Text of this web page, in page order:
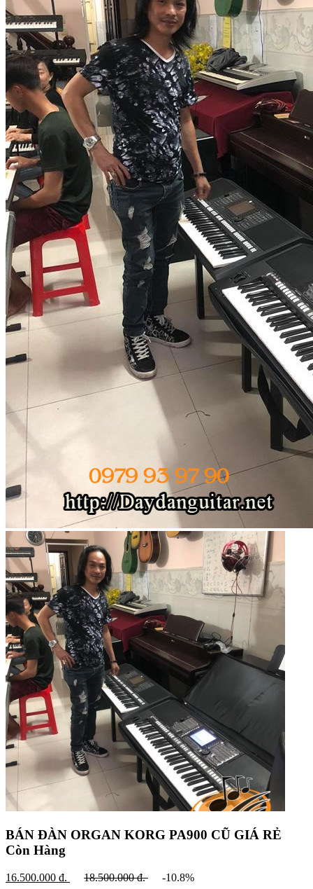
BÁN ĐÀN ORGAN KORG PA900 CŨ GIÁ RẺ
Còn Hàng
16.500.000 đ. 18.500.000đ. -10.8%